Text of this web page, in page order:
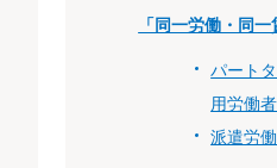
「同一労働・同
パート
用労働
派遣労